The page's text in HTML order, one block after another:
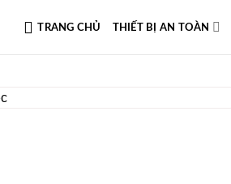
TRANG CHỦ THIẾT BỊ AN TOÀN